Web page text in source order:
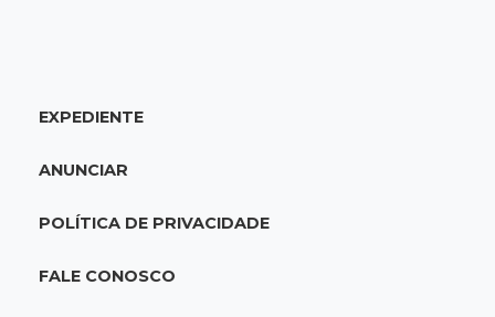
Caminhão tomba e trava trânsito após
EXPEDIENTE
ANUNCIAR
POLÍTICA DE PRIVACIDADE
FALE CONOSCO